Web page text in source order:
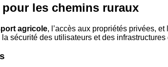
les chemins ruraux
agricole, l’accès aux propriétés privées,
sécurité des utilisateurs et des infrastructures